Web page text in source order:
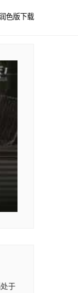
色版下载
于